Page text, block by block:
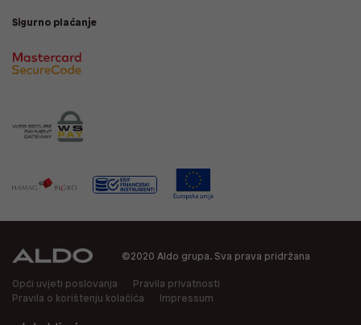
Sigurno plaćanje
©2020 Aldo grupa. Sva prava pridržana
Opći uvjeti poslovanja
Pravila privatnosti
Pravila o korištenju kolačića
Impressum